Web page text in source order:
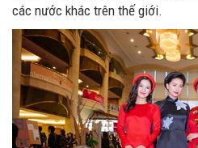
các nước khác trên thế giới.